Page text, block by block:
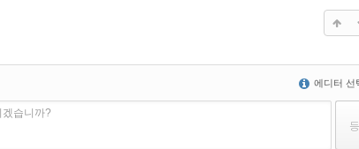
에디터 선
습니까?